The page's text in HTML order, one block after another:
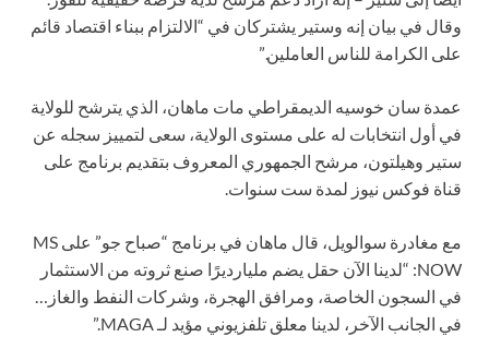
وقال في بيان إنه وستير يشتركان في “الالتزام ببناء اقتصاد قائم
على الكرامة للناس العاملين.”
عمدة سان خوسيه الديمقراطي مات ماهان، الذي يترشح للولاية
في أول انتخابات له على مستوى الولاية، سعى لتمييز سجله عن
ستير وهيلتون، مرشح الجمهوري المعروف بتقديم برنامج على
قناة فوكس نيوز لمدة ست سنوات.
مع مغادرة سوالويل، قال ماهان في برنامج “صباح جو” على MS
NOW: “لدينا الآن حقل يضم مليارديرًا صنع ثروته من الاستثمار
في السجون الخاصة، ومرافق الهجرة، وشركات النفط والغاز…
في الجانب الآخر، لدينا معلق تلفزيوني مؤيد لـ MAGA.”